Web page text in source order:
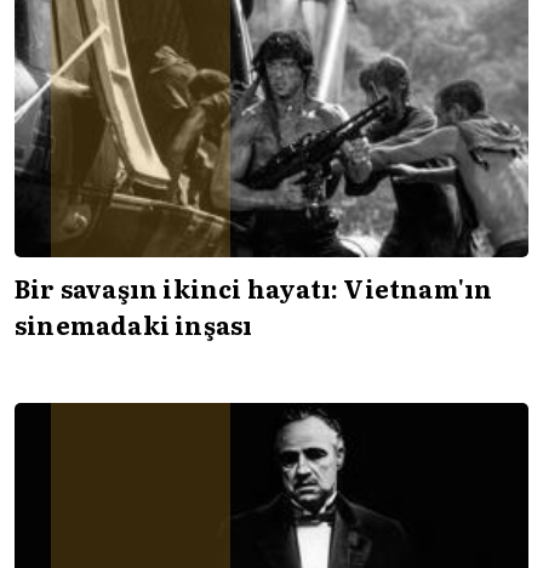
Bir savaşın ikinci hayatı: Vietnam'ın
sinemadaki inşası